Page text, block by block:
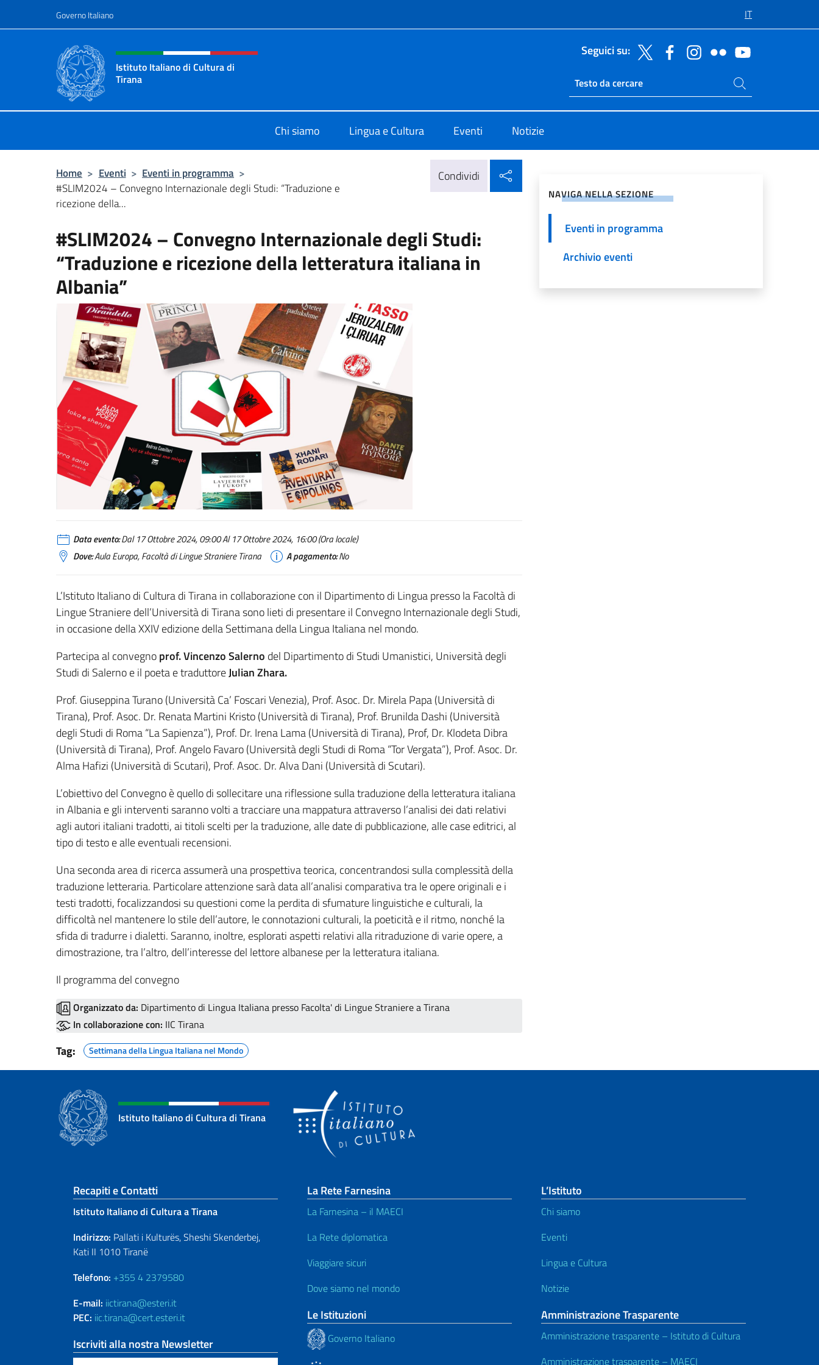
Governo Italiano IT
Intestazione sito, social e menù
Istituto Italiano di Cultura di
Tirana
Seguici su:
Ricerca sito live
Cerca nel sito
Chi siamo Lingua e Cultura Eventi Notizie
Home > Eventi > Eventi in programma >
#SLIM2024 – Convegno Internazionale degli Studi: “Traduzione e
ricezione della...
Condividi
#SLIM2024 – Convegno Internazionale degli Studi:
“Traduzione e ricezione della letteratura italiana in
Albania”
Data evento:Dal 17 Ottobre 2024, 09:00 Al 17 Ottobre 2024, 16:00 (Ora locale)
Dove:Aula Europa, Facoltà di Lingue Straniere Tirana A pagamento:No
L’Istituto Italiano di Cultura di Tirana in collaborazione con il Dipartimento di Lingua presso la Facoltà di
Lingue Straniere dell’Università di Tirana sono lieti di presentare il Convegno Internazionale degli Studi,
in occasione della XXIV edizione della Settimana della Lingua Italiana nel mondo.
Partecipa al convegnoprof. Vincenzo Salerno del Dipartimento di Studi Umanistici, Università degli
Studi di Salerno e il poeta e traduttoreJulian Zhara.
Prof. Giuseppina Turano (Università Ca’ Foscari Venezia), Prof. Asoc. Dr. Mirela Papa (Università di
Tirana), Prof. Asoc. Dr. Renata Martini Kristo (Università di Tirana), Prof. Brunilda Dashi (Università
degli Studi di Roma “La Sapienza”), Prof. Dr. Irena Lama (Università di Tirana), Prof, Dr. Klodeta Dibra
(Università di Tirana), Prof. Angelo Favaro (Università degli Studi di Roma “Tor Vergata”), Prof. Asoc. Dr.
Alma Hafizi (Università di Scutari), Prof. Asoc. Dr. Alva Dani (Università di Scutari).
L’obiettivo del Convegno è quello di sollecitare una riflessione sulla traduzione della letteratura italiana
in Albania e gli interventi saranno volti a tracciare una mappatura attraverso l’analisi dei dati relativi
agli autori italiani tradotti, ai titoli scelti per la traduzione, alle date di pubblicazione, alle case editrici, al
tipo di testo e alle eventuali recensioni.
Una seconda area di ricerca assumerà una prospettiva teorica, concentrandosi sulla complessità della
traduzione letteraria. Particolare attenzione sarà data all’analisi comparativa tra le opere originali e i
testi tradotti, focalizzandosi su questioni come la perdita di sfumature linguistiche e culturali, la
difficoltà nel mantenere lo stile dell’autore, le connotazioni culturali, la poeticità e il ritmo, nonché la
sfida di tradurre i dialetti. Saranno, inoltre, esplorati aspetti relativi alla ritraduzione di varie opere, a
dimostrazione, tra l’altro, dell’interesse del lettore albanese per la letteratura italiana.
Il programma del convegno
Organizzato da: Dipartimento di Lingua Italiana presso Facolta' di Lingue Straniere a Tirana
In collaborazione con: IIC Tirana
Tag: Settimana della Lingua Italiana nel Mondo
NAVIGA NELLA SEZIONE
Eventi in programma
Archivio eventi
Istituto Italiano di Cultura di Tirana
Sezione footer
Recapiti e Contatti
Istituto Italiano di Cultura a Tirana
Indirizzo: Pallati i Kulturës, Sheshi Skenderbej,
Kati II 1010 Tiranë
Telefono: +355 4 2379580
E-mail: iictirana@esteri.it
PEC: iic.tirana@cert.esteri.it
Iscriviti alla nostra Newsletter
La Rete Farnesina
La Farnesina – il MAECI
La Rete diplomatica
Viaggiare sicuri
Dove siamo nel mondo
Le Istituzioni
Governo Italiano
L’Istituto
Chi siamo
Eventi
Lingua e Cultura
Notizie
Amministrazione Trasparente
Amministrazione trasparente – Istituto di Cultura
Amministrazione trasparente – MAECI